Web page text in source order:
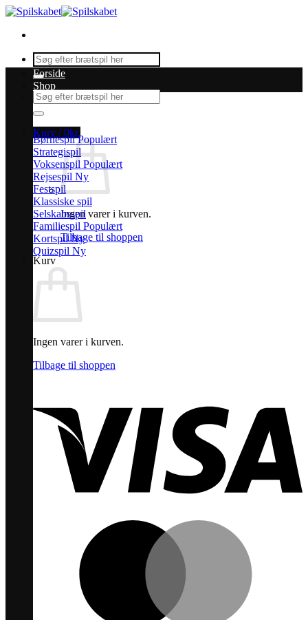
Fortsæt
indhold
Søg
efter:
Søg
efter:
Kurv /0kr.
Ingen varer i kurven.
Tilbage til shoppen
Kurv
Ingen varer i kurven.
Tilbage til shoppen
Forside
Shop
Børnespil
Strategispil
Voksenspil
Rejsespil
Festspil
Klassiske spil
Selskabsspil
Familiespil
Kortspil
Quizspil